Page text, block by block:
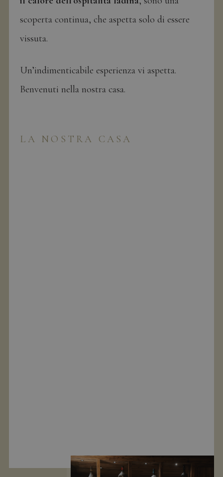
scoperta continua, che aspetta solo di essere
vissuta.
Un’indimenticabile esperienza vi aspetta.
Benvenuti nella nostra casa.
LA NOSTRA CASA